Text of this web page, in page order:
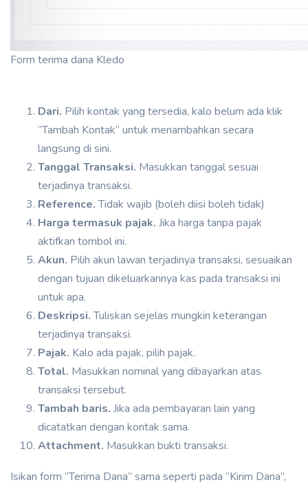
Form terima dana Kledo
Dari. Pilih kontak yang tersedia, kalo belum ada klik
“Tambah Kontak” untuk menambahkan secara
langsung di sini.
Tanggal Transaksi. Masukkan tanggal sesuai
terjadinya transaksi.
Reference.Tidak wajib (boleh diisi boleh tidak)
Harga termasuk pajak. Jika harga tanpa pajak
aktifkan tombol ini.
Akun. Pilih akun lawan terjadinya transaksi, sesuaikan
dengan tujuan dikeluarkannya kas pada transaksi ini
untuk apa.
Deskripsi.Tuliskan sejelas mungkin keterangan
terjadinya transaksi.
Pajak. Kalo ada pajak, pilih pajak.
Total. Masukkan nominal yang dibayarkan atas
transaksi tersebut.
Tambah baris. Jika ada pembayaran lain yang
dicatatkan dengan kontak sama.
Attachment. Masukkan bukti transaksi.
Isikan form “Terima Dana” sama seperti pada “Kirim Dana”,